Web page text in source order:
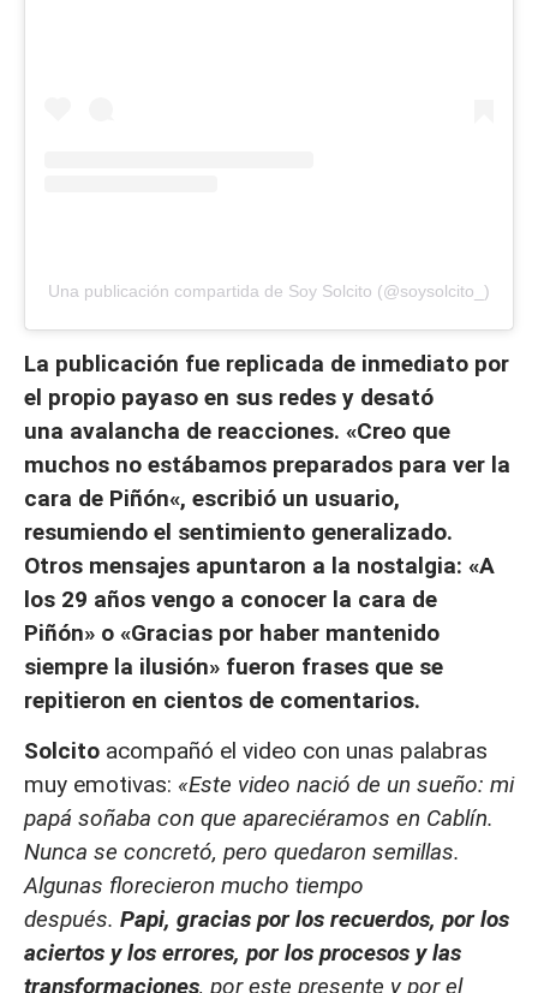
Una publicación compartida de Soy Solcito (@soysolcito_)
La publicación fue replicada de inmediato por
el propio payaso en sus redes y desató
una avalancha de reacciones. «Creo que
muchos no estábamos preparados para ver la
cara de Piñón«, escribió un usuario,
resumiendo el sentimiento generalizado.
Otros mensajes apuntaron a la nostalgia: «A
los 29 años vengo a conocer la cara de
Piñón» o «Gracias por haber mantenido
siempre la ilusión» fueron frases que se
repitieron en cientos de comentarios.
Solcito acompañó el video con unas palabras
muy emotivas: «Este video nació de un sueño: mi
papá soñaba con que apareciéramos en Cablín.
Nunca se concretó, pero quedaron semillas.
Algunas florecieron mucho tiempo
después. Papi, gracias por los recuerdos, por los
aciertos y los errores, por los procesos y las
transformaciones, por este presente y por el